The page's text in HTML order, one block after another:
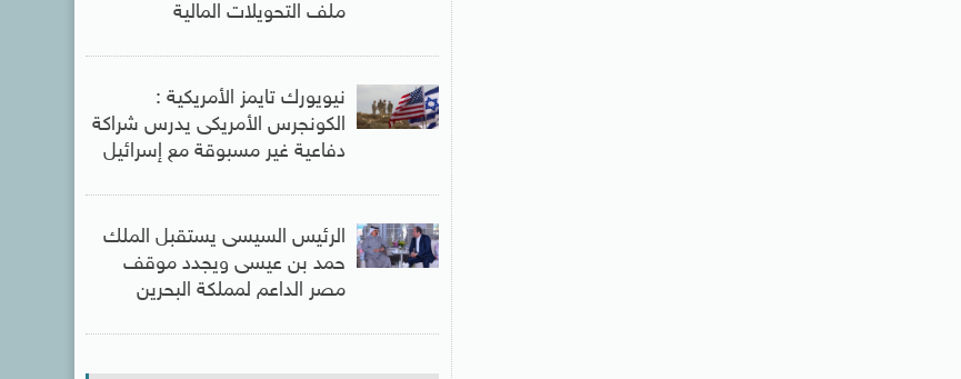
ملف التحويلات المالية
نيويورك تايمز الأمريكية :
الكونجرس الأمريكى يدرس شراكة
دفاعية غير مسبوقة مع إسرائيل
الرئيس السيسى يستقبل الملك
حمد بن عيسى ويجدد موقف
مصر الداعم لمملكة البحرين